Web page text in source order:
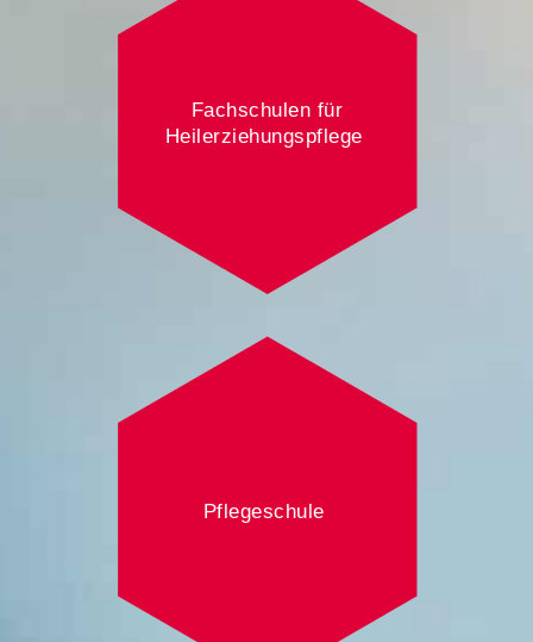
Fachschulen für
Heilerziehungspflege
Pflegeschule